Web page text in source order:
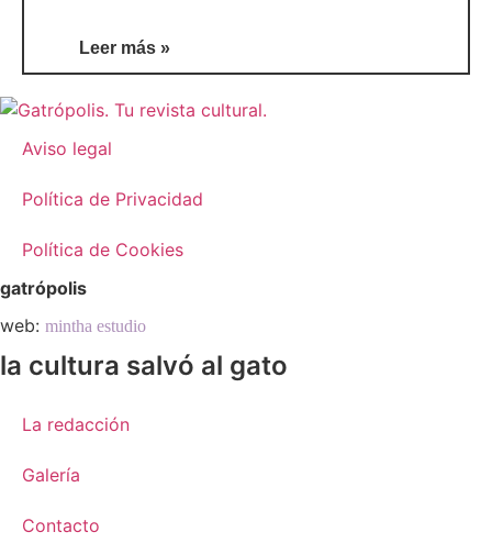
Leer más »
Aviso legal
Política de Privacidad
Política de Cookies
gatrópolis
web: mintha estudio
la cultura salvó al gato
La redacción
Galería
Contacto